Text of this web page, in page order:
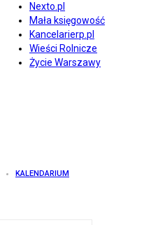
Nexto.pl
Mała księgowość
Kancelarierp.pl
Wieści Rolnicze
Życie Warszawy
KALENDARIUM